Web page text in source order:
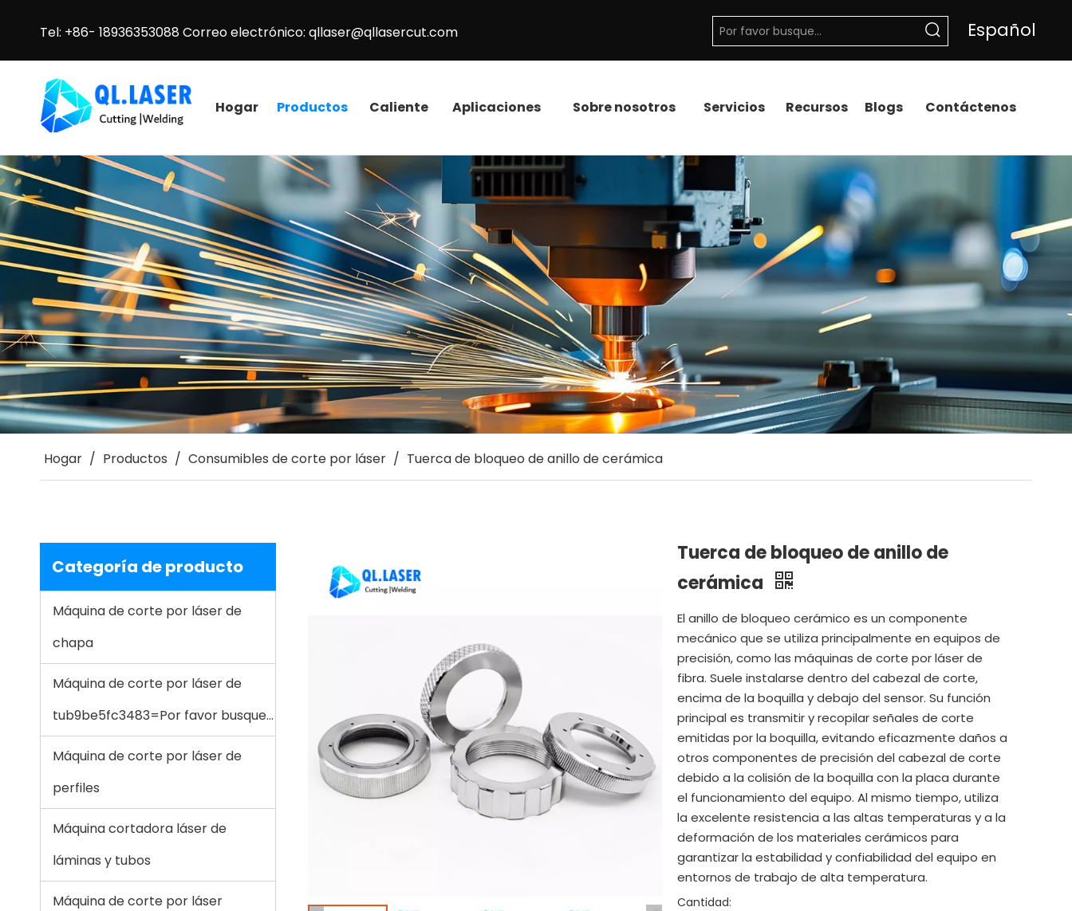
Tel: +86- 18936353088 Correo electrónico: qllaser@qllasercut.com Español
Hogar Productos Caliente Aplicaciones Sobre nosotros Servicios Recursos Blogs Contáctenos
Hogar / Productos / Consumibles de corte por láser / Tuerca de bloqueo de anillo de cerámica
Categoría de producto
Máquina de corte por láser de
chapa
Máquina de corte por láser de
tub9be5fc3483=Por favor busque...
Máquina de corte por láser de
perfiles
Máquina cortadora láser de
láminas y tubos
Máquina de corte por láser
Tuerca de bloqueo de anillo de
cerámica
El anillo de bloqueo cerámico es un componente
mecánico que se utiliza principalmente en equipos de
precisión, como las máquinas de corte por láser de
fibra. Suele instalarse dentro del cabezal de corte,
encima de la boquilla y debajo del sensor. Su función
principal es transmitir y recopilar señales de corte
emitidas por la boquilla, evitando eficazmente daños a
otros componentes de precisión del cabezal de corte
debido a la colisión de la boquilla con la placa durante
el funcionamiento del equipo. Al mismo tiempo, utiliza
la excelente resistencia a las altas temperaturas y a la
deformación de los materiales cerámicos para
garantizar la estabilidad y confiabilidad del equipo en
entornos de trabajo de alta temperatura.
Cantidad: